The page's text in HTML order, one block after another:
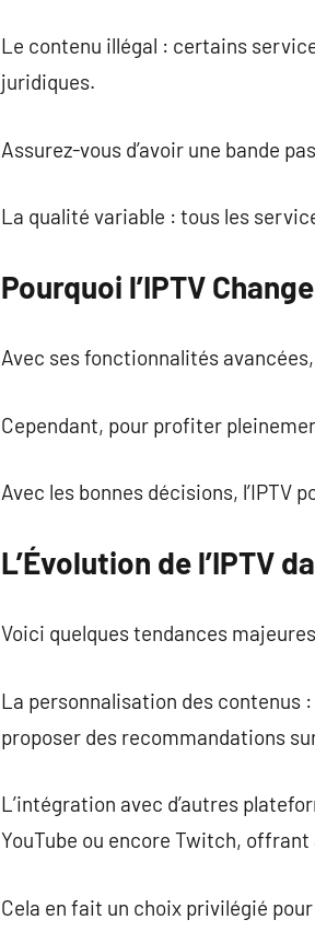
Le contenu illégal : certains
juridiques.
Assurez-vous d’avoir une bande
La qualité variable : tous les
Pourquoi l’IPTV
Avec ses fonctionnalités
Cependant, pour profiter
Avec les bonnes décisions,
L’Évolution de l’IPTV
Voici quelques tendances
La personnalisation des contenus
proposer des recommandations
L’intégration avec d’autres
YouTube ou encore Twitch,
Cela en fait un choix privilégié